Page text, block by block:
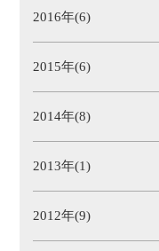
2016年(6)
2015年(6)
2014年(8)
2013年(1)
2012年(9)